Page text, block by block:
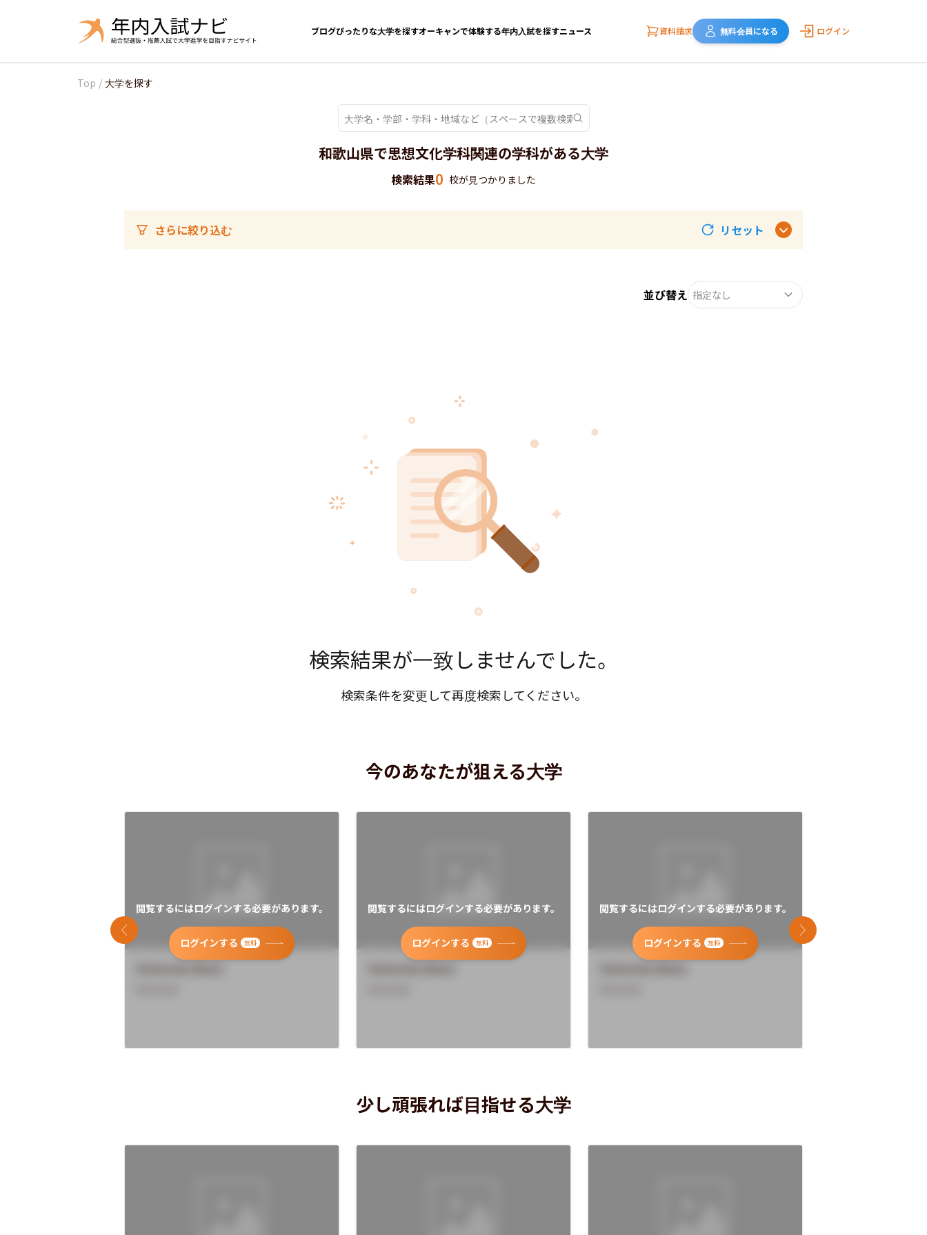
ブログぴったりな大学を探すオーキャンで体験する年内入試を探すニュース 資料請求 無料会員になる ログイン
Top / 大学を探す
和歌山県で思想文化学科関連の学科がある大学
検索結果0 校が見つかりました
さらに絞り込む リセット
並び替え 指定なし
検索結果が一致しませんでした。
検索条件を変更して再度検索してください。
今のあなたが狙える大学
閲覧するにはログインする必要があります。
ログインする 無料
閲覧するにはログインする必要があります。
ログインする 無料
閲覧するにはログインする必要があります。
ログインする 無料
前のスライド 次のスライド
少し頑張れば目指せる大学